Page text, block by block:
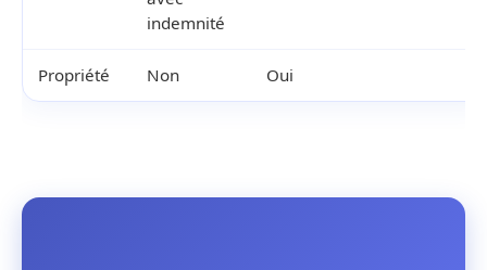
indemnité
Propriété Non Oui